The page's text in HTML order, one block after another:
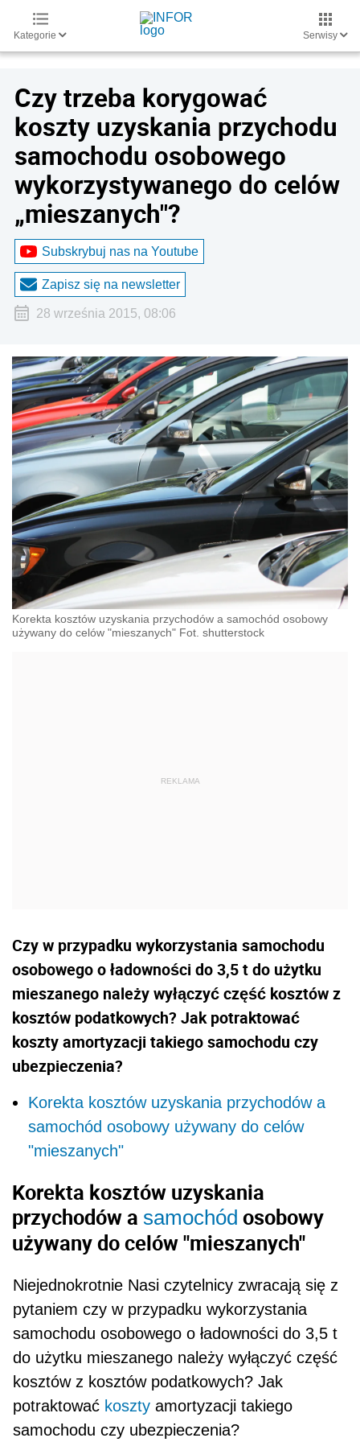
Kategorie Serwisy
Czy trzeba korygować
koszty uzyskania przychodu
samochodu osobowego
wykorzystywanego do celów
„mieszanych"?
Subskrybuj nas na Youtube
Zapisz się na newsletter
28 września 2015, 08:06
Korekta kosztów uzyskania przychodów a samochód osobowy
używany do celów "mieszanych" Fot. shutterstock
Czy w przypadku wykorzystania samochodu
osobowego o ładowności do 3,5 t do użytku
mieszanego należy wyłączyć część kosztów z
kosztów podatkowych? Jak potraktować
koszty amortyzacji takiego samochodu czy
ubezpieczenia?
Korekta kosztów uzyskania przychodów a
samochód osobowy używany do celów
"mieszanych"
Korekta kosztów uzyskania
przychodów a samochód osobowy
używany do celów "mieszanych"
Niejednokrotnie Nasi czytelnicy zwracają się z
pytaniem czy w przypadku wykorzystania
samochodu osobowego o ładowności do 3,5 t
do użytku mieszanego należy wyłączyć część
kosztów z kosztów podatkowych? Jak
potraktować koszty amortyzacji takiego
samochodu czy ubezpieczenia?